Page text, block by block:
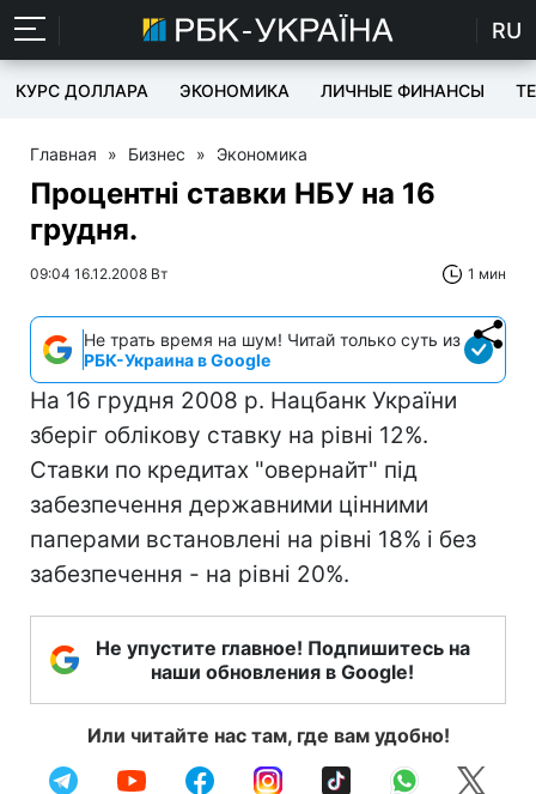
RU
КУРС ДОЛЛАРА ЭКОНОМИКА ЛИЧНЫЕ ФИНАНСЫ
Главная » Бизнес » Экономика
Процентні ставки НБУ на 16
грудня.
09:04 16.12.2008 Вт 1 мин
Не трать время на шум! Читай только суть из
РБК-Украина в Google
На 16 грудня 2008 р. Нацбанк України
зберіг облікову ставку на рівні 12%.
Ставки по кредитах "овернайт" під
забезпечення державними цінними
паперами встановлені на рівні 18% і без
забезпечення - на рівні 20%.
Не упустите главное! Подпишитесь на
наши обновления в Google!
Или читайте нас там, где вам удобно!